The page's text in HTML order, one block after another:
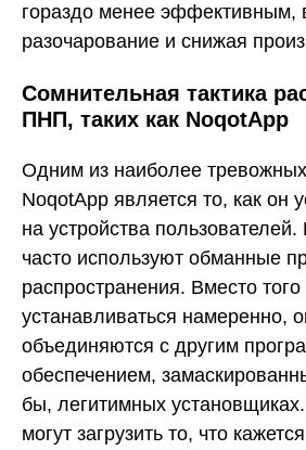
гораздо менее эффективным,
разочарование и снижая
Сомнительная тактика
ПНП, таких как NoqotApp
Одним из наиболее тревожных
NoqotApp является то, как он
на устройства
часто используют обманные
распространения. Вместо
устанавливаться намеренно,
объединяются с другим
обеспечением,
бы, легитимных
могут загрузить то, что